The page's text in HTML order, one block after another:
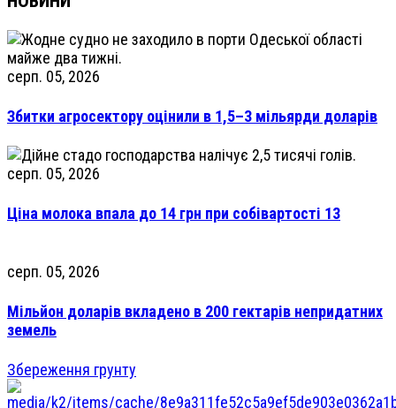
серп. 05, 2026
Збитки агросектору оцінили в 1,5–3 мільярди доларів
серп. 05, 2026
Ціна молока впала до 14 грн при собівартості 13
серп. 05, 2026
Мільйон доларів вкладено в 200 гектарів непридатних
земель
Збереження грунту